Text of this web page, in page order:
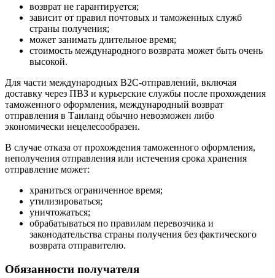
возврат не гарантируется;
зависит от правил почтовых и таможенных служб
страны получения;
может занимать длительное время;
стоимость международного возврата может быть очень
высокой.
Для части международных B2C-отправлений, включая
доставку через ПВЗ и курьерские службы после прохождения
таможенного оформления, международный возврат
отправления в Таиланд обычно невозможен либо
экономически нецелесообразен.
В случае отказа от прохождения таможенного оформления,
неполучения отправления или истечения срока хранения
отправление может:
храниться ограниченное время;
утилизироваться;
уничтожаться;
обрабатываться по правилам перевозчика и
законодательства страны получения без фактического
возврата отправителю.
Обязанности получателя